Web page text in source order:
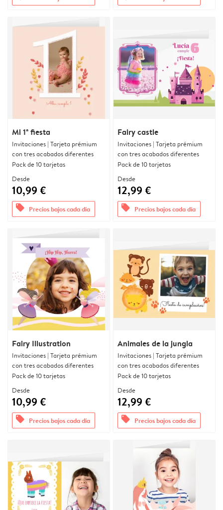
Mi 1ª fiesta
Invitaciones | Tarjeta prémium
con tres acabados diferentes
Pack de 10 tarjetas
Desde
10,99 €
offers Precios bajos cada día
Fairy castle
Invitaciones | Tarjeta prémium
con tres acabados diferentes
Pack de 10 tarjetas
Desde
12,99 €
offers Precios bajos cada día
Fairy Illustration
Invitaciones | Tarjeta prémium
con tres acabados diferentes
Pack de 10 tarjetas
Desde
10,99 €
offers Precios bajos cada día
Animales de la jungla
Invitaciones | Tarjeta prémium
con tres acabados diferentes
Pack de 10 tarjetas
Desde
12,99 €
offers Precios bajos cada día